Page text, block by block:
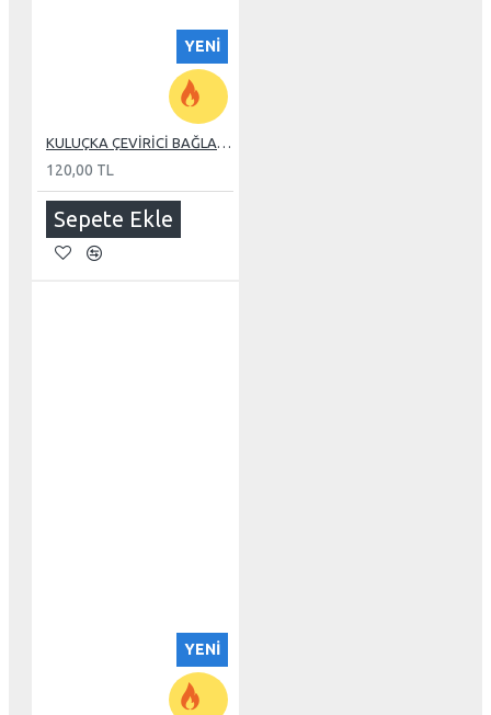
YENI
KULUÇKA ÇEVİRİCİ BAĞLANTI KÖŞEBENT
120,00 TL
Sepete Ekle
YENI